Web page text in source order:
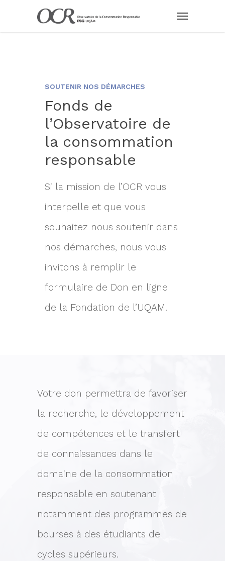
SOUTENIR NOS DÉMARCHES
Fonds de
l’Observatoire de
la consommation
responsable
Si la mission de l’OCR vous
interpelle et que vous
souhaitez nous soutenir dans
nos démarches, nous vous
invitons à remplir le
formulaire de Don en ligne
de la Fondation de l’UQAM.
Votre don permettra de favoriser
la recherche, le développement
de compétences et le transfert
de connaissances dans le
domaine de la consommation
responsable en soutenant
notamment des programmes de
bourses à des étudiants de
cycles supérieurs.